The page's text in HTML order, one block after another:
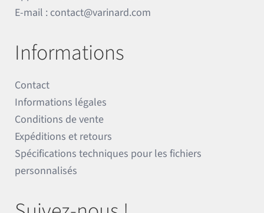
E-mail : contact@varinard.com
Informations
Contact
Informations légales
Conditions de vente
Expéditions et retours
Spécifications techniques pour les fichiers
personnalisés